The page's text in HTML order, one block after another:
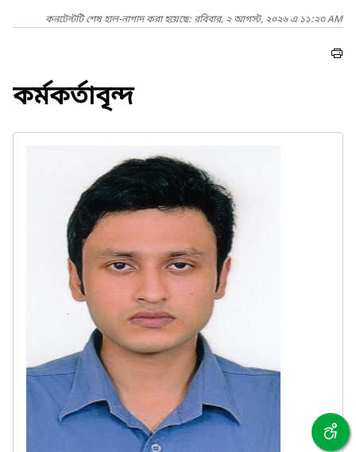
কনটেন্টটি শেষ হাল-নাগাদ করা হয়েছে: রবিবার, ২ আগস্ট, ২০২৬ এ ১১:২৩ AM
কর্মকর্তাবৃন্দ